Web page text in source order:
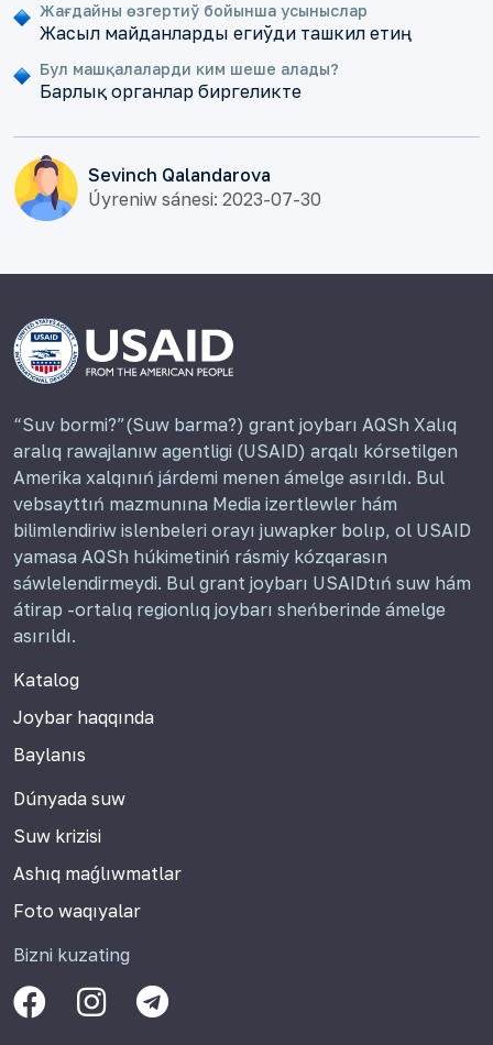
Жағдайны өзгертиў бойынша усыныслар
Жасыл майданларды егиўди ташкил етиң
Бул машқалаларди ким шеше алады?
Барлық органлар биргеликте
Sevinch Qalandarova
Úyreniw sánesi: 2023-07-30
“Suv bormi?”(Suw barma?) grant joybarı AQSh Xalıq
aralıq rawajlanıw agentligi (USAID) arqalı kórsetilgen
Amerika xalqınıń járdemi menen ámelge asırıldı. Bul
vebsayttıń mazmunına Media izertlewler hám
bilimlendiriw islenbeleri orayı juwapker bolıp, ol USAID
yamasa AQSh húkimetiniń rásmiy kózqarasın
sáwlelendirmeydi. Bul grant joybarı USAIDtıń suw hám
átirap -ortalıq regionlıq joybarı sheńberinde ámelge
asırıldı.
Katalog
Joybar haqqında
Baylanıs
Dúnyada suw
Suw krizisi
Ashıq maǵlıwmatlar
Foto waqıyalar
Bizni kuzating